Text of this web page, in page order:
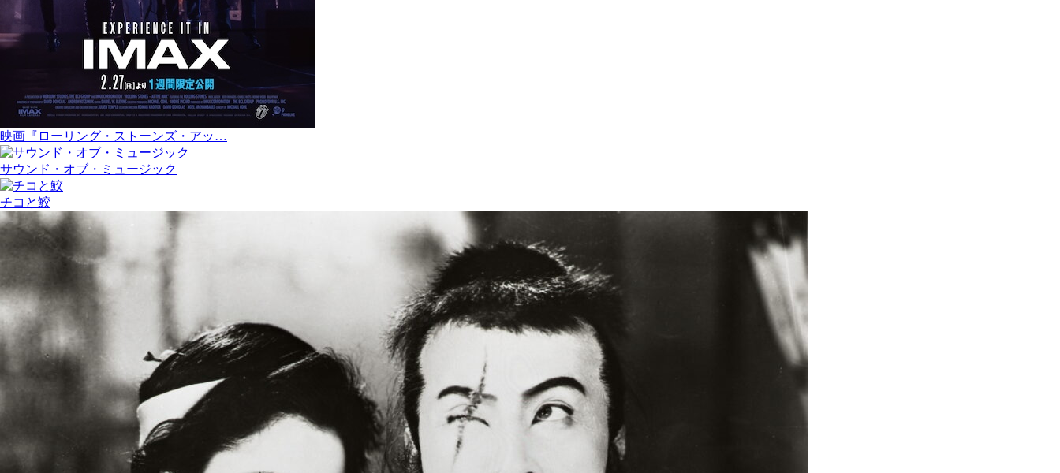
映画『ローリング・ストーンズ・アッ…
サウンド・オブ・ミュージック
チコと鮫